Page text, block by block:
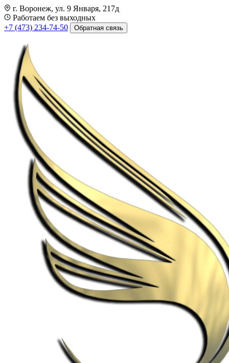
г. Воронеж, ул. 9 Января, 217д
Работаем без выходных
+7 (473) 234-74-50
Обратная связь